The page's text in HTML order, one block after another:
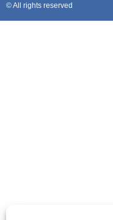
© All rights reserved